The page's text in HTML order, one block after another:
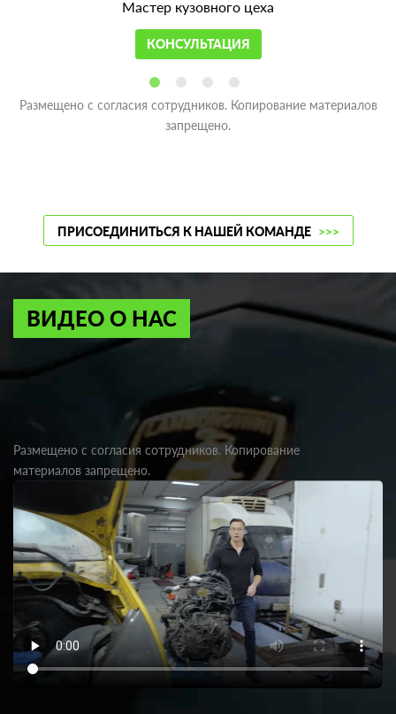
Мастер кузовного цеха
КОНСУЛЬТАЦИЯ
Размещено с согласия сотрудников. Копирование материалов
запрещено.
ПРИСОЕДИНИТЬСЯ К НАШЕЙ КОМАНДЕ >>>
ВИДЕО О НАС
Размещено с согласия сотрудников. Копирование
материалов запрещено.